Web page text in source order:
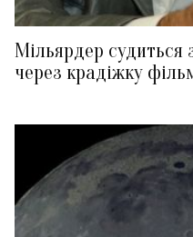
Мільярдер
через крадіжку